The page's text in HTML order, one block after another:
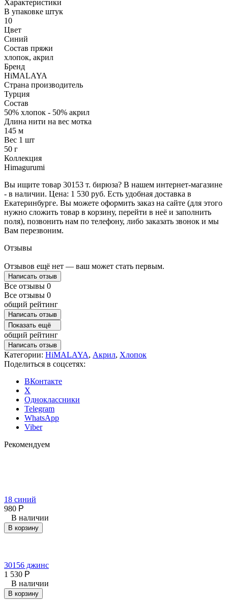
Характеристики
В упаковке штук
10
Цвет
Синий
Состав пряжи
хлопок, акрил
Бренд
HiMALAYA
Страна производитель
Турция
Состав
50% хлопок - 50% акрил
Длина нити на вес мотка
145 м
Вес 1 шт
50 г
Коллекция
Himagurumi
Вы ищите товар 30153 т. бирюза? В нашем интернет-магазине
- в наличии. Цена: 1 530 руб. Есть удобная доставка в
Екатеринбурге. Вы можете оформить заказ на сайте (для этого
нужно сложить товар в корзину, перейти в неё и заполнить
поля), позвонить нам по телефону, либо заказать звонок и мы
Вам перезвоним.
Отзывы
Отзывов ещё нет — ваш может стать первым.
Написать отзыв
Все отзывы 0
Все отзывы 0
общий рейтинг
Написать отзыв
Показать ещё
общий рейтинг
Написать отзыв
Категории: HiMALAYA, Акрил, Хлопок
Поделиться в соцсетях:
ВКонтакте
X
Одноклассники
Telegram
WhatsApp
Viber
Рекомендуем
18 синий
980 Р
В наличии
В корзину
30156 джинс
1 530 Р
В наличии
В корзину